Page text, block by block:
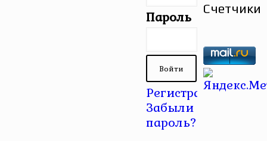
Пароль
Регистрация |
Забыли
пароль?
Счетчики